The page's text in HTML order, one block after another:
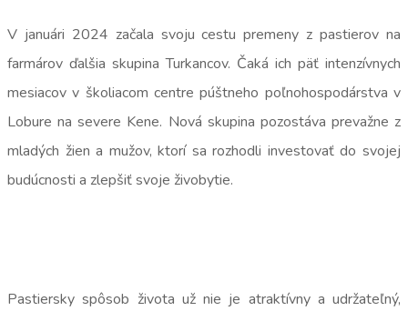
V januári 2024 začala svoju cestu premeny z pastierov na
farmárov ďalšia skupina Turkancov. Čaká ich päť intenzívnych
mesiacov v školiacom centre púštneho poľnohospodárstva v
Lobure na severe Kene. Nová skupina pozostáva prevažne z
mladých žien a mužov, ktorí sa rozhodli investovať do svojej
budúcnosti a zlepšiť svoje živobytie.
Pastiersky spôsob života už nie je atraktívny a udržateľný,